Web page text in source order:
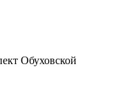
Обуховской